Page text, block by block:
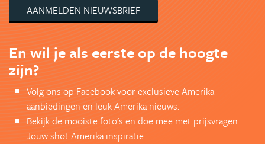
AANMELDEN NIEUWSBRIEF
En wil je als eerste op de hoogte
zijn?
Volg ons op Facebook voor exclusieve Amerika
aanbiedingen en leuk Amerika nieuws.
Bekijk de mooiste foto's en doe mee met prijsvragen.
Jouw shot Amerika inspiratie.